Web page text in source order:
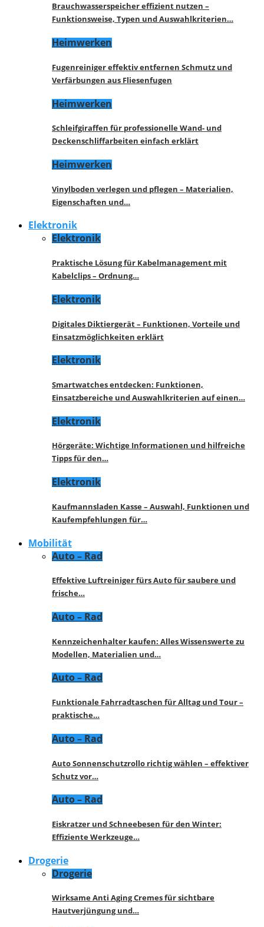
Brauchwasserspeicher effizient nutzen –
Funktionsweise, Typen und Auswahlkriterien…
Heimwerken
Fugenreiniger effektiv entfernen Schmutz und
Verfärbungen aus Fliesenfugen
Heimwerken
Schleifgiraffen für professionelle Wand- und
Deckenschliffarbeiten einfach erklärt
Heimwerken
Vinylboden verlegen und pflegen – Materialien,
Eigenschaften und…
Elektronik
Elektronik
Praktische Lösung für Kabelmanagement mit
Kabelclips – Ordnung…
Elektronik
Digitales Diktiergerät – Funktionen, Vorteile und
Einsatzmöglichkeiten erklärt
Elektronik
Smartwatches entdecken: Funktionen,
Einsatzbereiche und Auswahlkriterien auf einen…
Elektronik
Hörgeräte: Wichtige Informationen und hilfreiche
Tipps für den…
Elektronik
Kaufmannsladen Kasse – Auswahl, Funktionen und
Kaufempfehlungen für…
Mobilität
Auto – Rad
Effektive Luftreiniger fürs Auto für saubere und
frische…
Auto – Rad
Kennzeichenhalter kaufen: Alles Wissenswerte zu
Modellen, Materialien und…
Auto – Rad
Funktionale Fahrradtaschen für Alltag und Tour –
praktische…
Auto – Rad
Auto Sonnenschutzrollo richtig wählen – effektiver
Schutz vor…
Auto – Rad
Eiskratzer und Schneebesen für den Winter:
Effiziente Werkzeuge…
Drogerie
Drogerie
Wirksame Anti Aging Cremes für sichtbare
Hautverjüngung und…